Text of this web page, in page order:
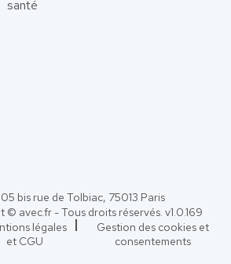
santé
bis rue de Tolbiac, 75013 Paris
© avec.fr - Tous droits réservés. v1.0.169
légales
et CGU
Gestion des cookies et
consentements